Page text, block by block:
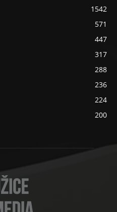
1542
571
447
317
288
236
224
200